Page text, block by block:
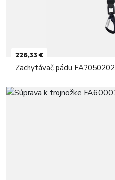
226,33 €
Zachytávač pádu FA2050202